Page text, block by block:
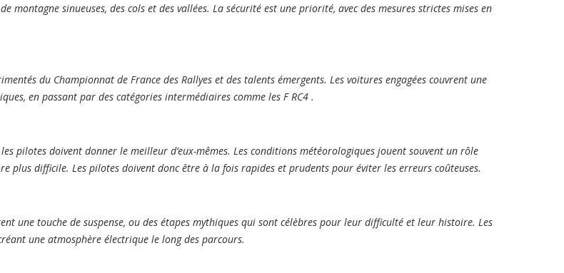
montagne sinueuses, des cols et des vallées. La sécurité est une priorité, avec des mesures strictes mises en
du Championnat de France des Rallyes et des talents émergents. Les voitures engagées couvrent une
en passant par des catégories intermédiaires comme les F RC4 .
pilotes doivent donner le meilleur d’eux-mêmes. Les conditions météorologiques jouent souvent un rôle
plus difficile. Les pilotes doivent donc être à la fois rapides et prudents pour éviter les erreurs coûteuses.
une touche de suspense, ou des étapes mythiques qui sont célèbres pour leur difficulté et leur histoire. Les
une atmosphère électrique le long des parcours.